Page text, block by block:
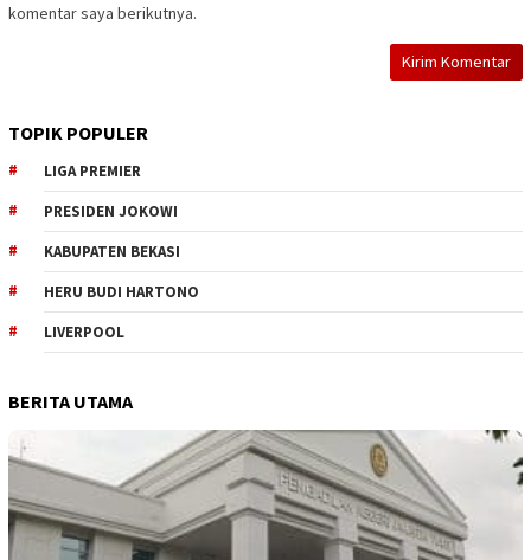
komentar saya berikutnya.
TOPIK POPULER
LIGA PREMIER
PRESIDEN JOKOWI
KABUPATEN BEKASI
HERU BUDI HARTONO
LIVERPOOL
BERITA UTAMA